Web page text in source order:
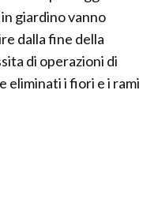
giardino vanno
dalla fine della
di operazioni di
eliminati i fiori e i rami